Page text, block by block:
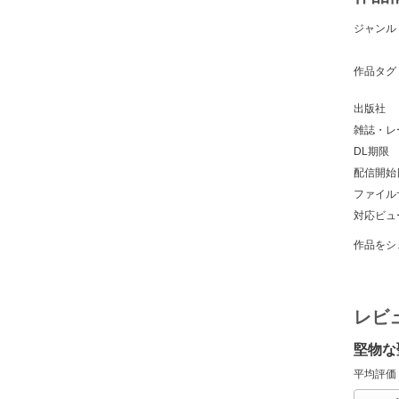
ジャンル
作品タグ
出版社
雑誌・レ
DL期限
配信開始
ファイ
対応ビュ
作品をシ
レビ
堅物
平均評価